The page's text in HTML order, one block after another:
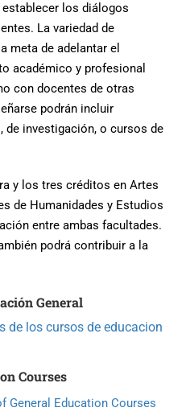
los diálogos
La variedad de
meta de adelantar el
académico y profesional
con docentes de otras
podrán incluir
investigación, o cursos de
y los tres créditos en Artes
de Humanidades y Estudios
entre ambas facultades.
podrá contribuir a la
General
de los cursos de educacion
Courses
General Education Courses